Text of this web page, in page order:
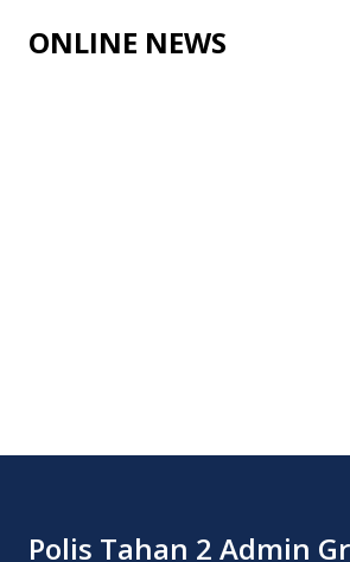
Skip to main content
ONLINE NEWS
Polis Tahan 2 Admin